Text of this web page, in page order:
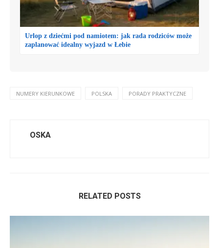
Urlop z dziećmi pod namiotem: jak rada rodziców może
zaplanować idealny wyjazd w Łebie
NUMERY KIERUNKOWE POLSKA PORADY PRAKTYCZNE
OSKA
RELATED POSTS